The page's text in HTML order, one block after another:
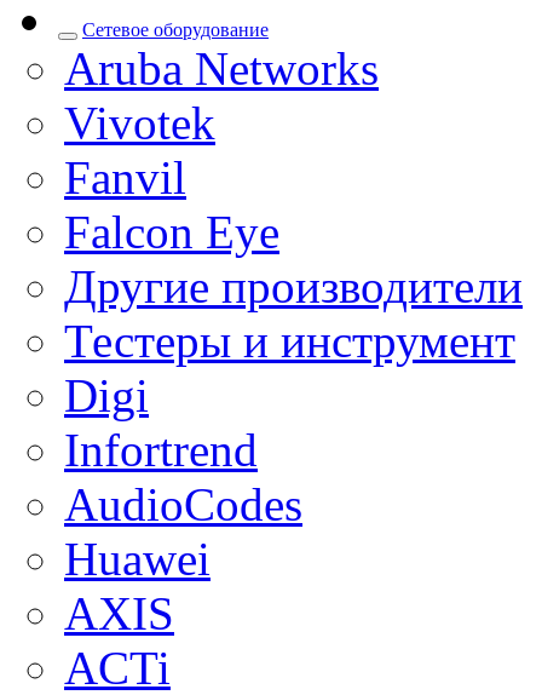
Сетевое оборудование
Aruba Networks
Vivotek
Fanvil
Falcon Eye
Другие производители
Тестеры и инструмент
Digi
Infortrend
AudioCodes
Huawei
AXIS
ACTi